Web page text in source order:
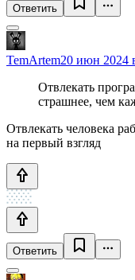
Ответить
TemArtem20 июн 2024
Отвлекать
страшнее, чем
Отвлекать человека
на первый взгляд
Ответить